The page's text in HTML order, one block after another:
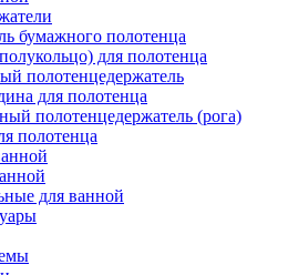
бумажного полотенца
для полотенца
полотенцедержатель
для полотенца
полотенцедержатель (рога)
полотенца
для ванной